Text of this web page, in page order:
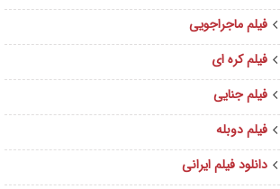
فیلم ماجراجویی
فیلم کره ای
فیلم جنایی
فیلم دوبله
دانلود فیلم ایرانی